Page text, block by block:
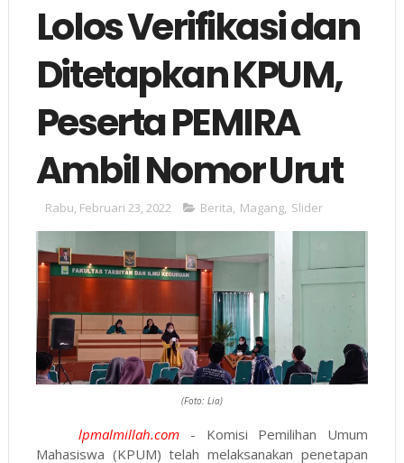
Lolos Verifikasi dan
Ditetapkan KPUM,
Peserta PEMIRA
Ambil Nomor Urut
Rabu, Februari 23, 2022 Berita, Magang, Slider
(Foto: Lia)
lpmalmillah.com - Komisi Pemilihan Umum
Mahasiswa (KPUM) telah melaksanakan penetapan